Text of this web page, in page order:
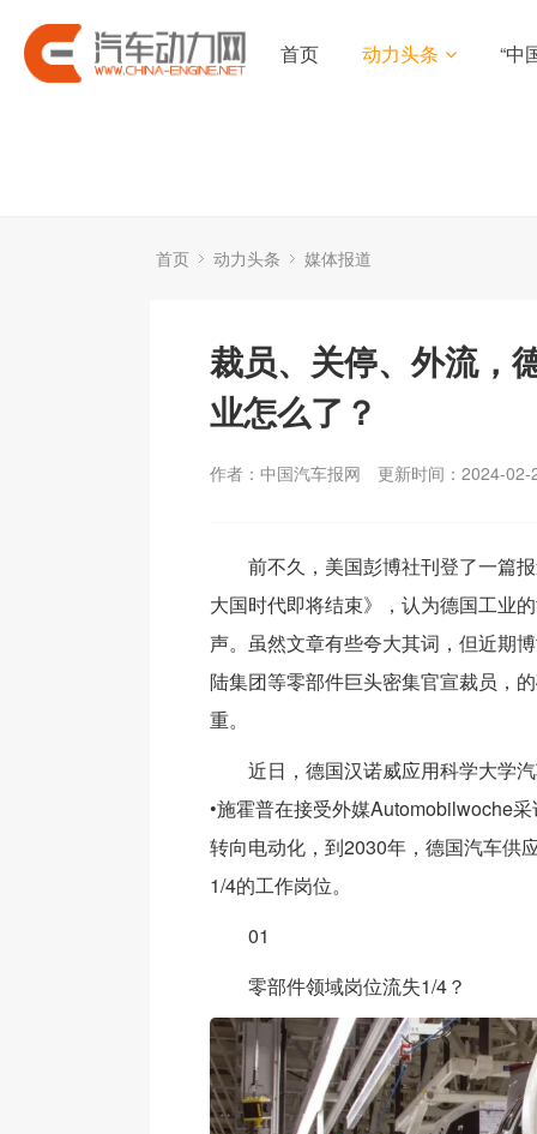
首页 动力头条 “中
首页 动力头条 媒体报道
裁员、关停、外流，
业怎么了？
作者：中国汽车报网 更新时间：2024-02-
前不久，美国彭博社刊登了一篇
大国时代即将结束》，认为德国工业
声。虽然文章有些夸大其词，但近期
陆集团等零部件巨头密集官宣裁员，
重。
近日，德国汉诺威应用科学大学
•施霍普在接受外媒Automobilwoche
转向电动化，到2030年，德国汽车供
1/4的工作岗位。
01
零部件领域岗位流失1/4？